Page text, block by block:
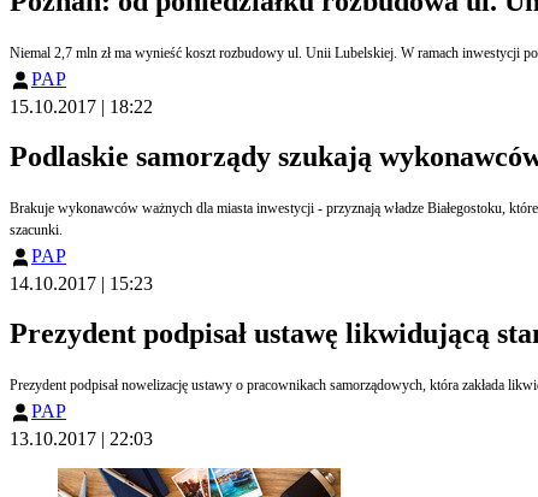
Niemal 2,7 mln zł ma wynieść koszt rozbudowy ul. Unii Lubelskiej. W ramach inwestycji
PAP
15.10.2017 | 18:22
Podlaskie samorządy szukają
Brakuje wykonawców ważnych dla miasta inwestycji - przyznają władze Białegostoku, które
szacunki.
PAP
14.10.2017 | 15:23
Prezydent podpisał ustawę likwidującą
PAP
13.10.2017 | 22:03